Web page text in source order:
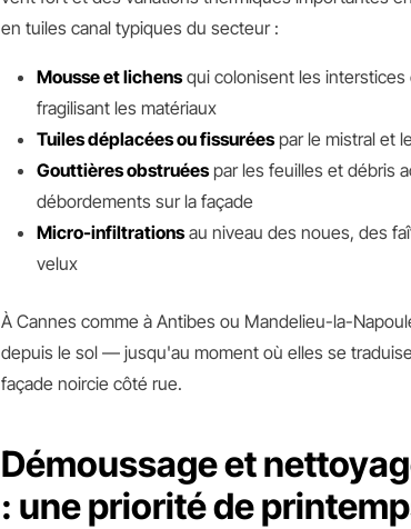
en tuiles canal typiques du secteur :
Mousse et lichensqui colonisent les
fragilisant les matériaux
Tuiles déplacées ou fissuréespar le mistral et
Gouttières obstruéespar les feuilles et débris
débordements sur la façade
Micro-infiltrationsau niveau des noues, des
velux
À Cannes comme à Antibes ou Mandelieu-la-
depuis le sol — jusqu'au moment où elles se
façade noircie côté rue.
Démoussage et
: une priorité de